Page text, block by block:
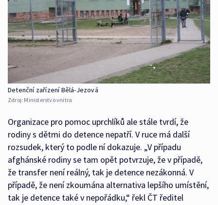
Detenční zařízení Bělá-Jezová
Zdroj: Ministerstvo vnitra
Organizace pro pomoc uprchlíků ale stále tvrdí, že
rodiny s dětmi do detence nepatří. V ruce má další
rozsudek, který to podle ní dokazuje. „V případu
afghánské rodiny se tam opět potvrzuje, že v případě,
že transfer není reálný, tak je detence nezákonná. V
případě, že není zkoumána alternativa lepšího umístění,
tak je detence také v nepořádku,“ řekl ČT ředitel